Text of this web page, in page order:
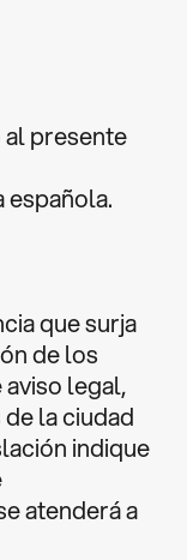
presente
española.
que surja
de los
legal,
la ciudad
indique
atenderá a